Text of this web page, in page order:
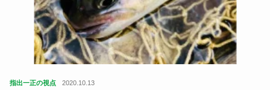
指出一正の視点 2020.10.13